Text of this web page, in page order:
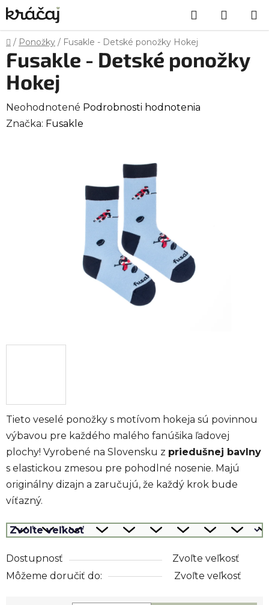
Prejsť
na
obsah
Hľadať
KOŠÍK
Domov
/ Ponožky / Fusakle - Detské ponožky Hokej
Tieto veselé ponožky s motívom hokeja sú povinnou
výbavou pre každého malého fanúšika ľadovej
plochy! Vyrobené na Slovensku z priedušnej bavlny
s elastickou zmesou pre pohodlné nosenie. Majú
originálny dizajn a zaručujú, že každý krok bude
víťazný.
Dostupnosť
Zvoľte veľkosť
Môžeme doručiť do:
Zvoľte veľkosť
Fusakle - Detské ponožky
Hokej
Priemerné
hodnotenie
Neohodnotené Podrobnosti hodnotenia
Značka: Fusakle